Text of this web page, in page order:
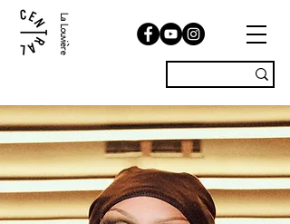
La Louvière